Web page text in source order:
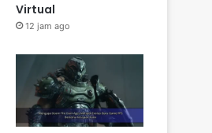
Virtual
12 jam ago